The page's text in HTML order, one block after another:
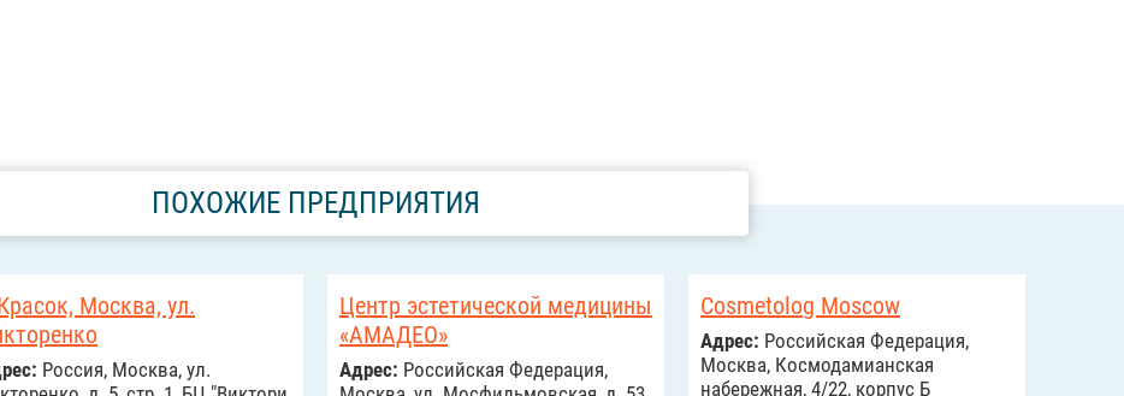
ПОХОЖИЕ ПРЕДПРИЯТИЯ
Москва, ул.
Россия, Москва, ул.
Центр эстетической медицины
«АМАДЕО»
Адрес: Российcкая Федерация,
Cosmetolog Moscow
Адрес: Российcкая Федерация,
Москва, Космодамианская
набережная, 4/22, корпус Б